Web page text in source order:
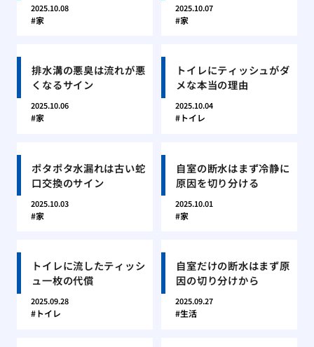
2025.10.08
家
2025.10.07
家
排水溝の悪臭は流れが悪
くなるサイン
2025.10.06
家
トイレにティッシュがダ
メな本当の理由
2025.10.04
トイレ
ポタポタ水漏れは古い蛇
口交換のサイン
2025.10.03
家
自室の断水はまず冷静に
原因を切り分ける
2025.10.01
家
トイレに流したティッシ
ュ一枚の代償
2025.09.28
トイレ
自室だけの断水はまず原
因の切り分けから
2025.09.27
生活